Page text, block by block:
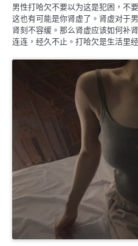
男性打哈欠不要以为这是犯困，不
这也有可能是你肾虚了。肾虚对于
肾刻不容缓。那么肾虚应该如何补
连连，经久不止。打哈欠是生活里